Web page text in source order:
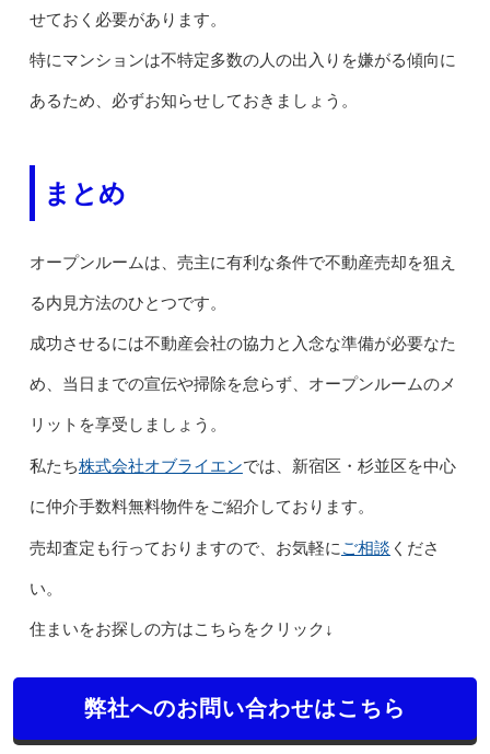
せておく必要があります。
特にマンションは不特定多数の人の出入りを嫌がる傾向に
あるため、必ずお知らせしておきましょう。
まとめ
オープンルームは、売主に有利な条件で不動産売却を狙え
る内見方法のひとつです。
成功させるには不動産会社の協力と入念な準備が必要なた
め、当日までの宣伝や掃除を怠らず、オープンルームのメ
リットを享受しましょう。
私たち株式会社オブライエンでは、新宿区・杉並区を中心
に仲介手数料無料物件をご紹介しております。
売却査定も行っておりますので、お気軽に ご相談 くださ
い。
住まいをお探しの方はこちらをクリック↓
弊社へのお問い合わせはこちら